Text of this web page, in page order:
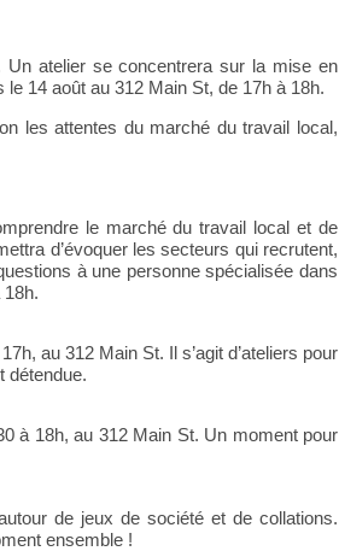
Un atelier se concentrera sur la mise en
14 août au 312 Main St, de 17h à 18h.
les attentes du marché du travail local,
le marché du travail local et de
d’évoquer les secteurs qui recrutent,
à une personne spécialisée dans
, au 312 Main St. Il s’agit d’ateliers pour
détendue.
à 18h, au 312 Main St. Un moment pour
de jeux de société et de collations.
ensemble !